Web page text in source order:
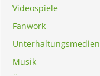
Videospiele
Fanwork
Unterhaltungsmedien
Musik